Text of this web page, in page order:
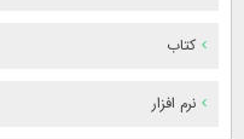
کتاب
نرم افزار